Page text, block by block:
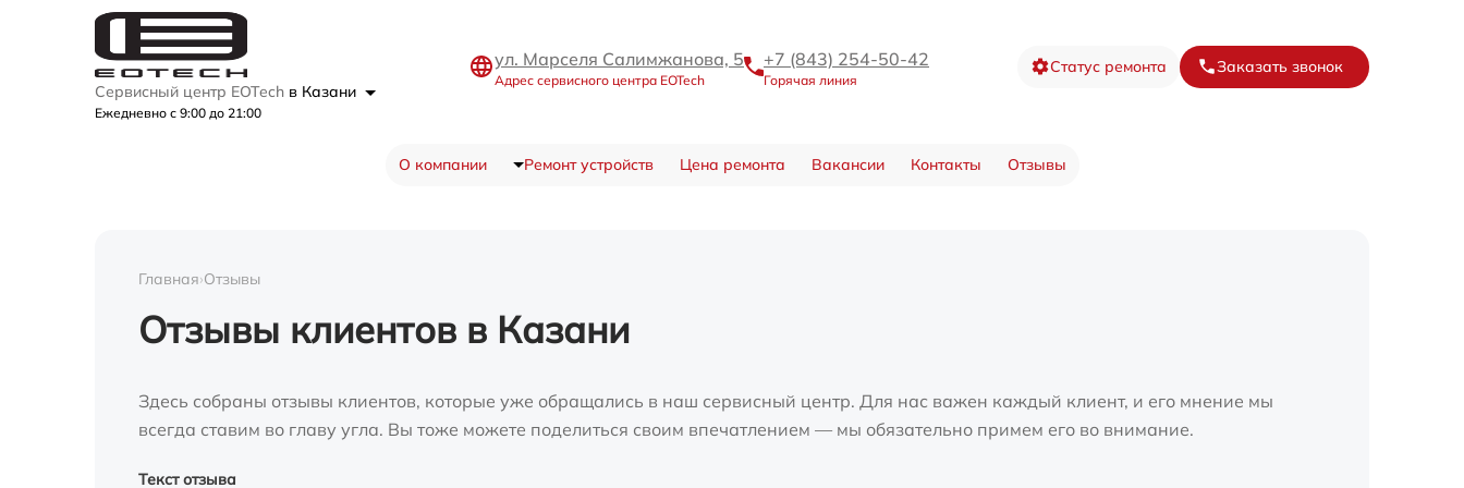
Сервисный центр EOTech в Казани
Ежедневно с 9:00 до 21:00
ул. Марселя Салимжанова, 5
Адрес сервисного центра EOTech
+7 (843) 254-50-42
Горячая линия
Статус ремонта Заказать звонок
О компании Ремонт устройств Цена ремонта Вакансии Контакты Отзывы
Главная›Отзывы
Отзывы клиентов в Казани
Здесь собраны отзывы клиентов, которые уже обращались в наш сервисный центр. Для нас важен каждый клиент, и его мнение мы
всегда ставим во главу угла. Вы тоже можете поделиться своим впечатлением — мы обязательно примем его во внимание.
Текст отзыва